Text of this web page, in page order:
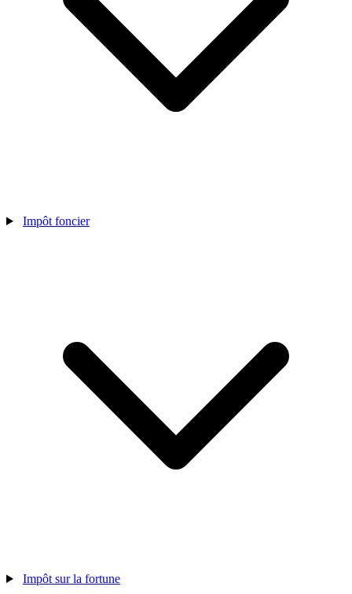
Impôt foncier
Impôt sur la fortune